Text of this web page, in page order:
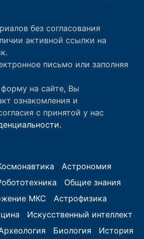
без согласования
активной ссылки на
письмо или заполняя
на сайте, Вы
ознакомления и
с принятой у нас
Астрономия
Общие знания
МКС
Астрофизика
Искусственный интеллект
Биология История